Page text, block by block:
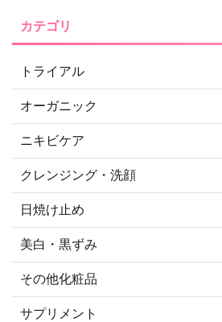
カテゴリ
トライアル
オーガニック
ニキビケア
クレンジング・洗顔
日焼け止め
美白・黒ずみ
その他化粧品
サプリメント